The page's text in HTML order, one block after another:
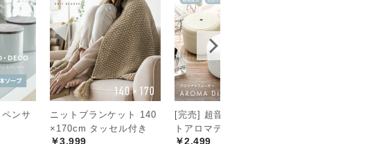
ンサ
ニットブランケット 140
×170cm タッセル付き
￥3,999
[完売] 超音波式 コンパク
トアロマディフューザー
￥2,499